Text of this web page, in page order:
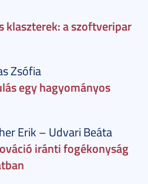
klaszterek: a szoftveripar
Zsófia
egy hagyományos
Erik – Udvari Beáta
iránti fogékonyság